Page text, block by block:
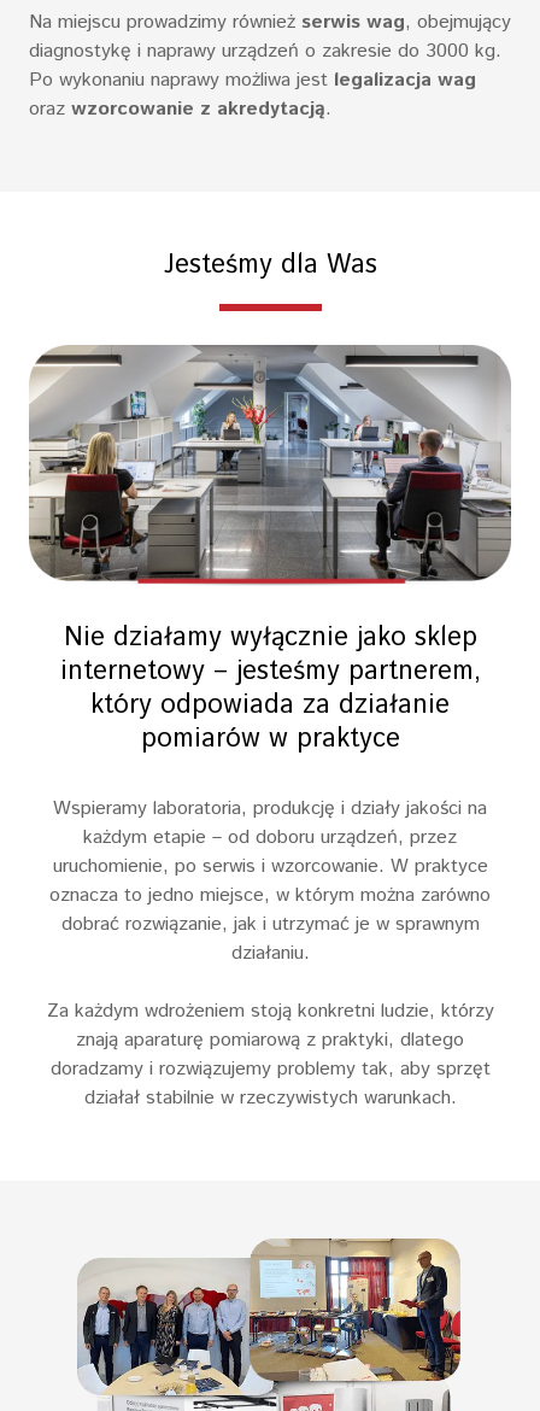
Na miejscu prowadzimy również serwis wag, obejmujący
diagnostykę i naprawy urządzeń o zakresie do 3000 kg.
Po wykonaniu naprawy możliwa jest legalizacja wag
oraz wzorcowanie z akredytacją.
Jesteśmy dla Was
Nie działamy wyłącznie jako sklep
internetowy – jesteśmy partnerem,
który odpowiada za działanie
pomiarów w praktyce
Wspieramy laboratoria, produkcję i działy jakości na
każdym etapie – od doboru urządzeń, przez
uruchomienie, po serwis i wzorcowanie. W praktyce
oznacza to jedno miejsce, w którym można zarówno
dobrać rozwiązanie, jak i utrzymać je w sprawnym
działaniu.
Za każdym wdrożeniem stoją konkretni ludzie, którzy
znają aparaturę pomiarową z praktyki, dlatego
doradzamy i rozwiązujemy problemy tak, aby sprzęt
działał stabilnie w rzeczywistych warunkach.